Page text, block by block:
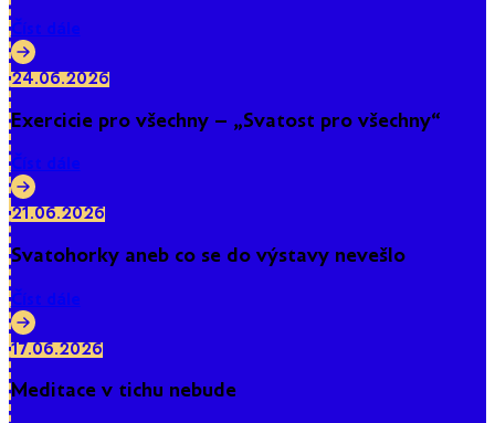
Číst dále
24.06.2026
Exercicie pro všechny – „Svatost pro všechny“
Číst dále
21.06.2026
Svatohorky aneb co se do výstavy nevešlo
Číst dále
17.06.2026
Meditace v tichu nebude